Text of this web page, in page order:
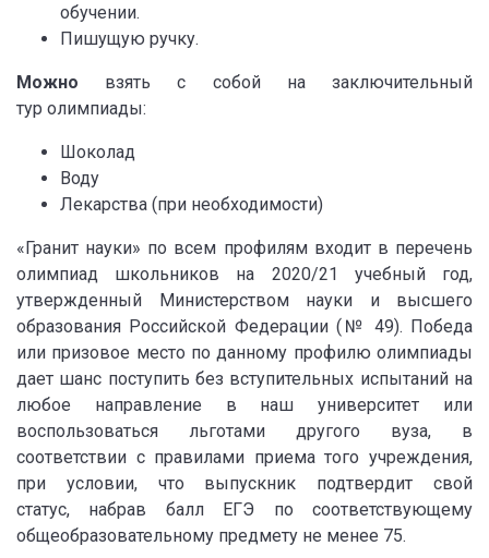
обучении.
Пишущую ручку.
Можно взять с собой на заключительный
тур олимпиады:
Шоколад
Воду
Лекарства (при необходимости)
«Гранит науки» по всем профилям входит в перечень
олимпиад школьников на 2020/21 учебный год,
утвержденный Министерством науки и высшего
образования Российской Федерации (№ 49). Победа
или призовое место по данному профилю олимпиады
дает шанс поступить без вступительных испытаний на
любое направление в наш университет или
воспользоваться льготами другого вуза, в
соответствии с правилами приема того учреждения,
при условии, что выпускник подтвердит свой
статус, набрав балл ЕГЭ по соответствующему
общеобразовательному предмету не менее 75.